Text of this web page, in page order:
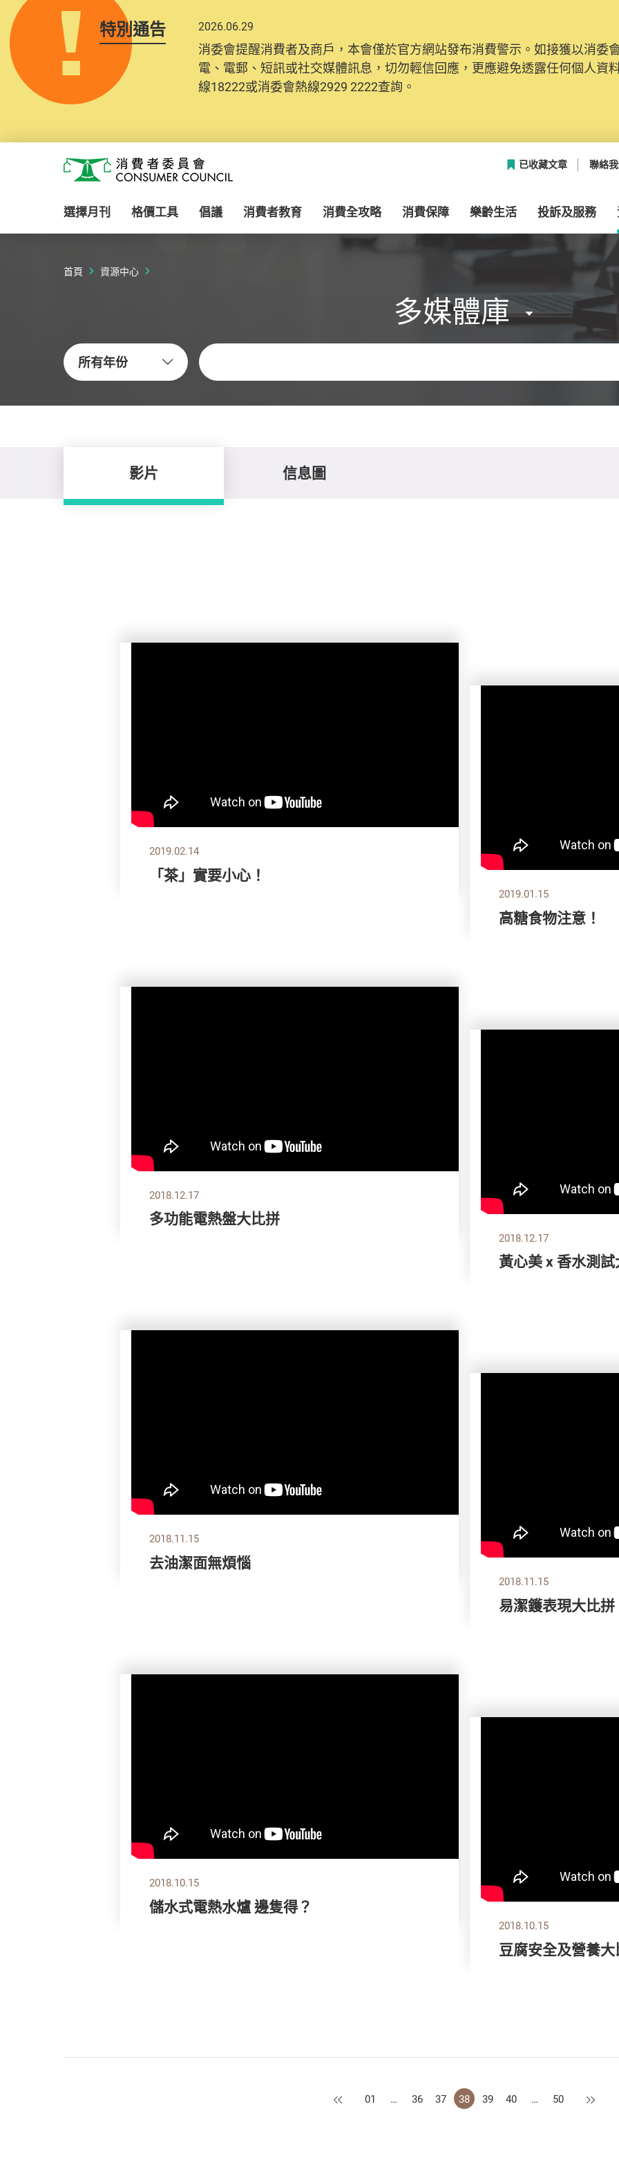
特別通告 2026.06.29
消委會提醒消費者及商戶，本會僅於官方網站發布消費警示。如接獲以消委
電、電郵、短訊或社交媒體訊息，切勿輕信回應，更應避免透露任何個人資
線18222或消委會熱線2929 2222查詢。
2025.10.31
為提升使用者體驗及網絡安全，本會的投訴處理系統已經進行升級及推出
消費者需要提供基本聯絡資料（包括姓名、電郵及電話）註冊帳戶，才可提
紀錄將清晰整合於帳戶中，方便日後作出跟進。
消費者委員會
已收藏文章 聯絡
選擇月刊 格價工具 倡議 消費者教育 消費全攻略 消費保障 樂齡生活 投訴及服務
首頁 資源中心
多媒體庫
所有年份
關鍵字
影片 信息圖
2019.02.14
「茶」實要小心！
2019.01.15
高糖食物注意！
2018.12.17
多功能電熱盤大比拼
2018.12.17
黃心美 x 香水測
2018.11.15
去油潔面無煩惱
2018.11.15
易潔鑊表現大比拼
2018.10.15
儲水式電熱水爐 邊隻得？
2018.10.15
豆腐安全及營養
上一頁
01 … 36 37 38 39 40 … 50 下一頁